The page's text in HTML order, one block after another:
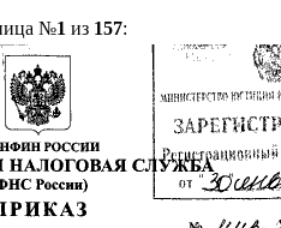
№1 из 157: